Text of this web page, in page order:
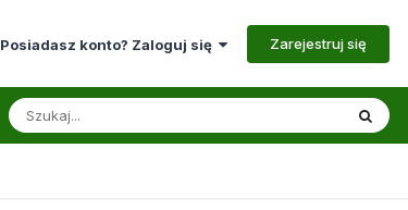
Posiadasz konto? Zaloguj się Zarejestruj się